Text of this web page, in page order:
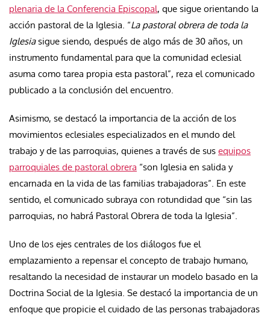
plenaria de la Conferencia Episcopal, que sigue orientando la
acción pastoral de la Iglesia. “La pastoral obrera de toda la
Iglesiasigue siendo, después de algo más de 30 años, un
instrumento fundamental para que la comunidad eclesial
asuma como tarea propia esta pastoral”, reza el comunicado
publicado a la conclusión del encuentro.
Asimismo, se destacó la importancia de la acción de los
movimientos eclesiales especializados en el mundo del
trabajo y de las parroquias, quienes a través de sus equipos
parroquiales de pastoral obrera “son Iglesia en salida y
encarnada en la vida de las familias trabajadoras”. En este
sentido, el comunicado subraya con rotundidad que “sin las
parroquias, no habrá Pastoral Obrera de toda la Iglesia”.
Uno de los ejes centrales de los diálogos fue el
emplazamiento a repensar el concepto de trabajo humano,
resaltando la necesidad de instaurar un modelo basado en la
Doctrina Social de la Iglesia. Se destacó la importancia de un
enfoque que propicie el cuidado de las personas trabajadoras